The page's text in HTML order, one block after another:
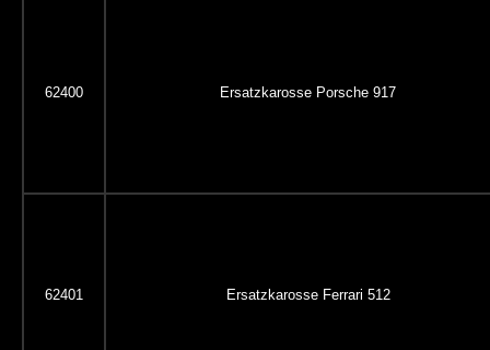
62400 Ersatzkarosse Porsche 917
62401 Ersatzkarosse Ferrari 512